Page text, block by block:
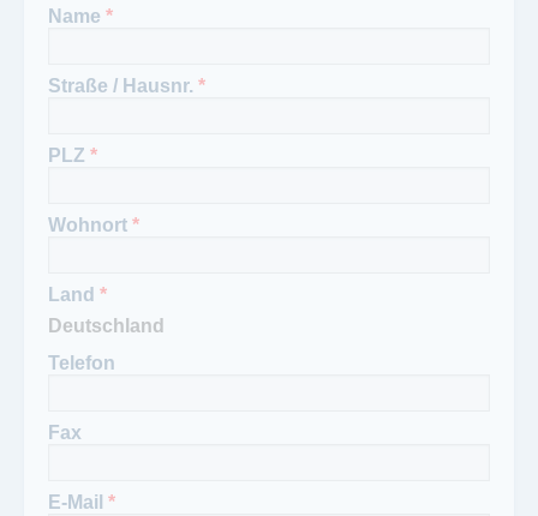
Name *
Straße / Hausnr. *
PLZ *
Wohnort *
Land *
Telefon
Fax
E-Mail *